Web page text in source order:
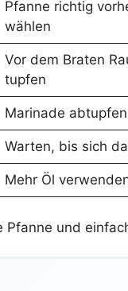
Pfanne richtig
wählen
Vor dem Braten
tupfen
Marinade
Warten, bis sich
Mehr Öl
und